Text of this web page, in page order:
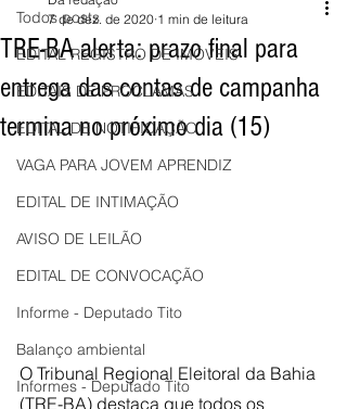
Todos posts
EDITAL REGISTRO DE IMÓVEIS
EDITAIS DE PROCLAMAS
EDITAL DE NOTIFICAÇÃO
VAGA PARA JOVEM APRENDIZ
EDITAL DE INTIMAÇÃO
AVISO DE LEILÃO
EDITAL DE CONVOCAÇÃO
Informe - Deputado Tito
Balanço ambiental
Informes - Deputado Tito
TRE-BA alerta: prazo final para
entrega das contas de campanha
termina no próximo dia (15)
7 de dez. de 2020 1 min de leitura
O Tribunal Regional Eleitoral da Bahia
(TRE-BA) destaca que todos os